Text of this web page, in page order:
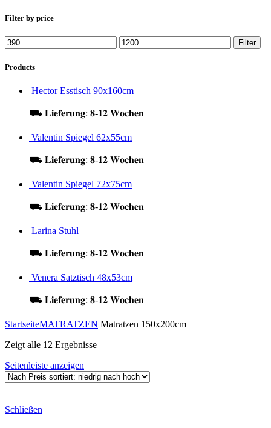
Filter by price
Filter
Products
Hector Esstisch 90x160cm
⛟ 𝐋𝐢𝐞𝐟𝐞𝐫𝐮𝐧𝐠: 𝟖-𝟏𝟐 𝐖𝐨𝐜𝐡𝐞𝐧
Valentin Spiegel 62x55cm
⛟ 𝐋𝐢𝐞𝐟𝐞𝐫𝐮𝐧𝐠: 𝟖-𝟏𝟐 𝐖𝐨𝐜𝐡𝐞𝐧
Valentin Spiegel 72x75cm
⛟ 𝐋𝐢𝐞𝐟𝐞𝐫𝐮𝐧𝐠: 𝟖-𝟏𝟐 𝐖𝐨𝐜𝐡𝐞𝐧
Larina Stuhl
⛟ 𝐋𝐢𝐞𝐟𝐞𝐫𝐮𝐧𝐠: 𝟖-𝟏𝟐 𝐖𝐨𝐜𝐡𝐞𝐧
Venera Satztisch 48x53cm
⛟ 𝐋𝐢𝐞𝐟𝐞𝐫𝐮𝐧𝐠: 𝟖-𝟏𝟐 𝐖𝐨𝐜𝐡𝐞𝐧
StartseiteMATRATZEN Matratzen 150x200cm
Zeigt alle 12 Ergebnisse
Seitenleiste anzeigen
Schließen